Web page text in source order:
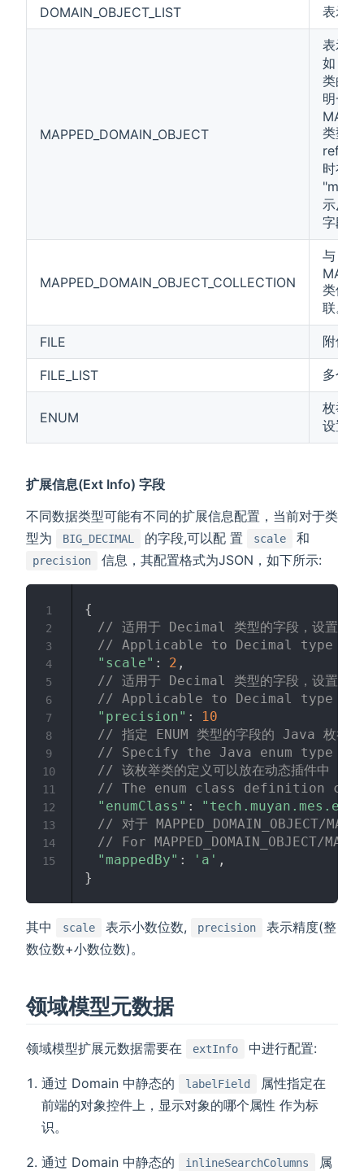
DOMAIN_OBJECT_LIST 表示
MAPPED_DOMAIN_OBJECT
表示
如 A
类的
明一个
类型
时在
示反
字段。
MAPPED_DOMAIN_OBJECT_COLLECTION
与
类似
联。
FILE 附件
FILE_LIST 多个
ENUM
枚举
设置
扩展信息(Ext Info) 字段
不同数据类型可能有不同的扩展信息配置，当前对于类
型为
BIG_DECIMAL 的字段,可以配 置 scale 和
precision 信息，其配置格式为JSON，如下所示:
{
// 适用于 Decimal 类型的字段，设置小
// Applicable to Decimal type
"scale" : 2 ,
// 适用于 Decimal 类型的字段，设置精
// Applicable to Decimal type
"precision" :
10
// 指定 ENUM 类型的字段的 Java 枚举类
// Specify the Java enum type
// 该枚举类的定义可以放在动态插件中
// The enum class definition can
"enumClass" :
// 对于 MAPPED_DOMAIN_OBJECT/
// For MAPPED_DOMAIN_OBJECT/
"mappedBy" : 'a' ,
}
1
2
3
4
5
6
7
8
9
10
11
12
13
14
15
其中 scale 表示小数位数, precision
表示精度(整
数位数+小数位数)。
领域模型元数据
领域模型扩展元数据需要在 extInfo 中进行配置:
通过 Domain 中静态的 labelField
属性指定在
前端的对象控件上，显示对象的哪个属性 作为标
识。
通过 Domain 中静态的 inlineSearchColumns
属